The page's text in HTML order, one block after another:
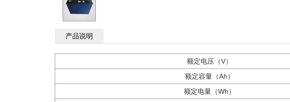
产品说明
额定电压（V）
额定容量（Ah）
额定电量（Wh）